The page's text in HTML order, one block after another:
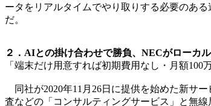
ータをリアルタイムでやり取りする必要のあ
だ。
２．AIとの掛け合わせで勝負、NECがローカ
「端末だけ用意すれば初期費用なし・月額
同社が2020年11月26日に提供を始めた新サ
査などの「コンサルティングサービス」と無